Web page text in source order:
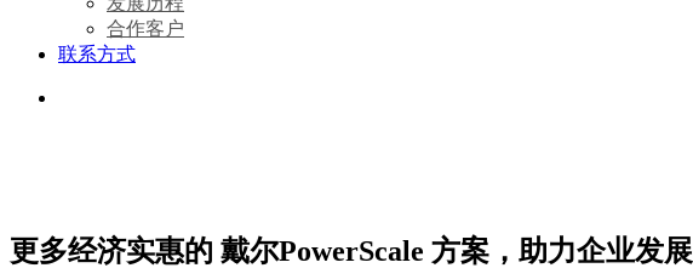
合作客户
联系方式
更多经济实惠的 戴尔PowerScale 方案，助力企业发展